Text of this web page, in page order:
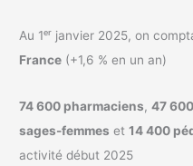
Au 1ᵉʳ janvier 2025, on
France (+1,6 % en un an)
74 600 pharmaciens,47
sages-femmes et14 400
activité début 2025